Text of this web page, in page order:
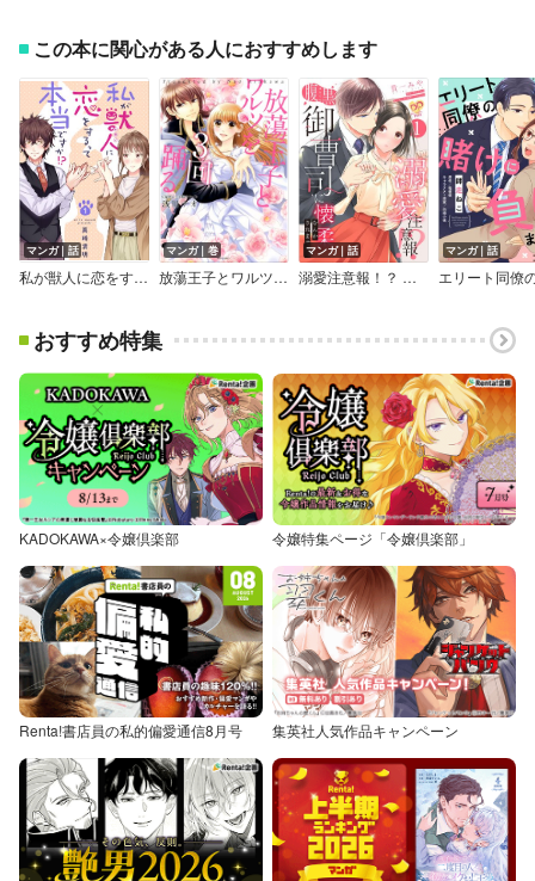
この本に関心がある人におすすめします
マンガ｜話
私が獣人に恋をするって本当ですか！？
マンガ｜巻
放蕩王子とワルツを3回踊る
マンガ｜話
溺愛注意報！？ 腹黒御曹司に懐柔なんかされませんっ【単話売】
マンガ｜話
おすすめ特集
KADOKAWA×令嬢倶楽部 令嬢特集ページ「令嬢倶楽部」
Renta!書店員の私的偏愛通信8月号 集英社人気作品キャンペーン